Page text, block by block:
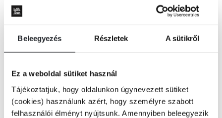
Beleegyezés Részletek A sütikről
Ez a weboldal sütiket használ
Tájékoztatjuk, hogy oldalunkon úgynevezett sütiket
(cookies) használunk azért, hogy személyre szabott
felhasználói élményt nyújtsunk. Amennyiben beleegyezik